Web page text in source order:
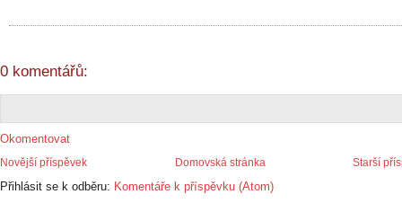
0 komentářů:
Okomentovat
Novější příspěvek Starší
Domovská stránka
Přihlásit se k odběru: Komentáře k příspěvku (Atom)